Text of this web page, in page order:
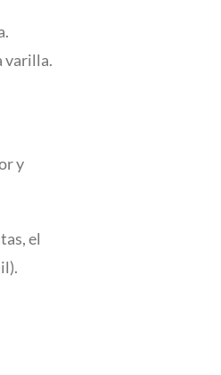
varilla.
y
el